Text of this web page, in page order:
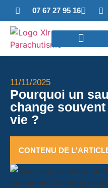
07 67 27 95 16
11/11/2025
Pourquoi un
change
vie ?
CONTENU DE